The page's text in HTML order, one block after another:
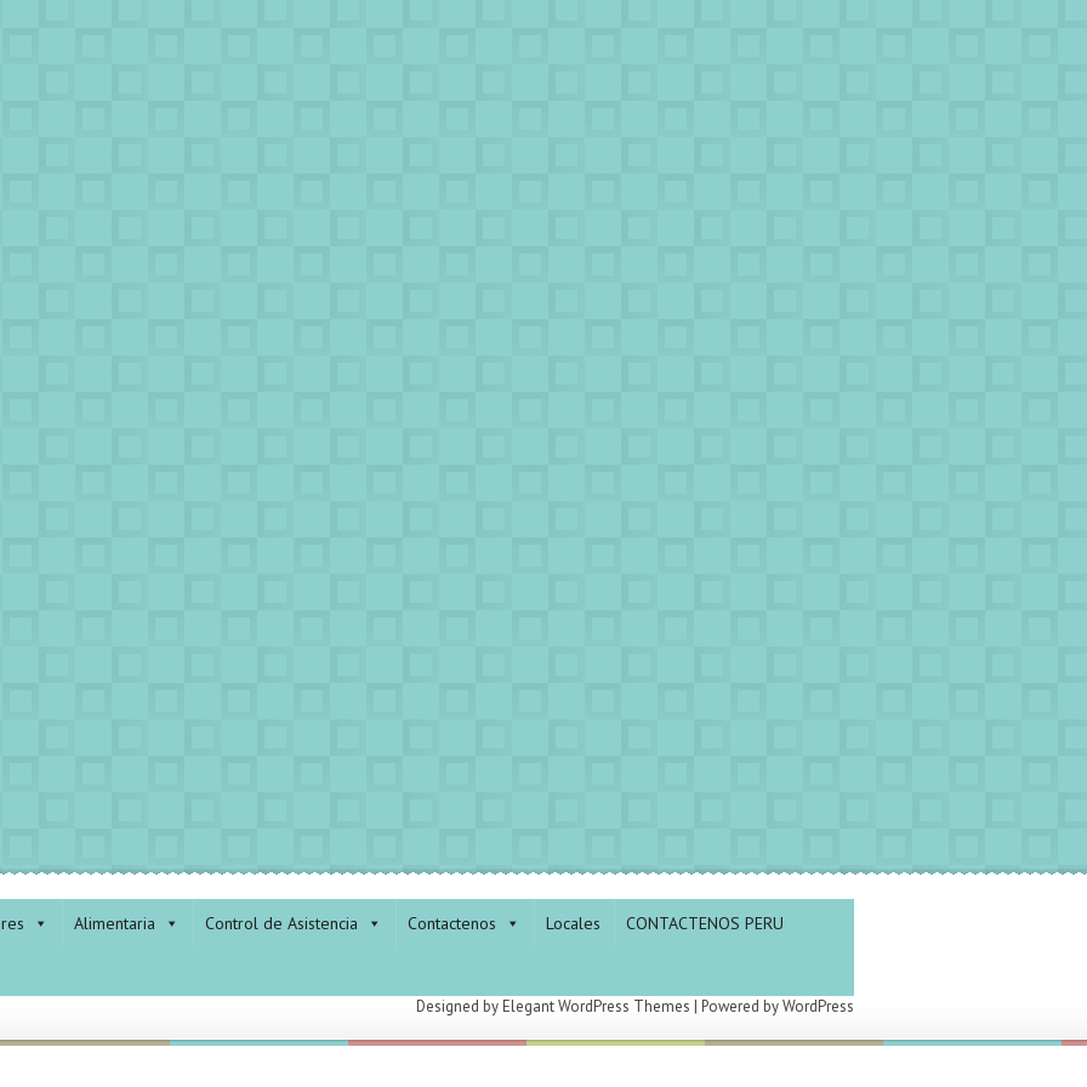
Alimentaria Control de Asistencia Contactenos Locales CONTACTENOS PERU
Designed byElegant WordPress Themes | Powered byWordPress